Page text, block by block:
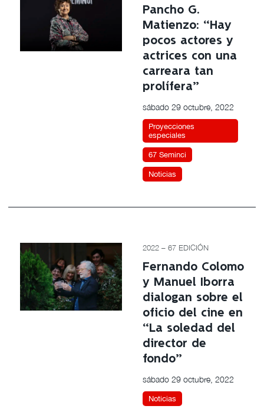
Pancho G.
Matienzo: “Hay
pocos actores y
actrices con una
carreara tan
prolífera”
sábado 29 octubre, 2022
Proyecciones
especiales
67 Seminci
Noticias
2022 – 67 EDICIÓN
Fernando Colomo
y Manuel Iborra
dialogan sobre el
oficio del cine en
“La soledad del
director de
fondo”
sábado 29 octubre, 2022
Noticias